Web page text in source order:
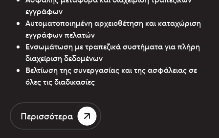
εγγράφων
Αυτοματοποιημένη αρχειοθέτηση και καταχώριση
εγγράφων πελατών
Ενσωμάτωση με τραπεζικά συστήματα για πλήρη
διαχείριση δεδομένων
Βελτίωση της συνεργασίας και της ασφάλειας σε
όλες τις διαδικασίες
Περισσότερα